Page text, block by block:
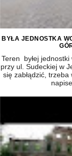
BYŁA JEDNOSTKA
Teren byłej
przy ul. Sudeckiej w
się zabłądzić,